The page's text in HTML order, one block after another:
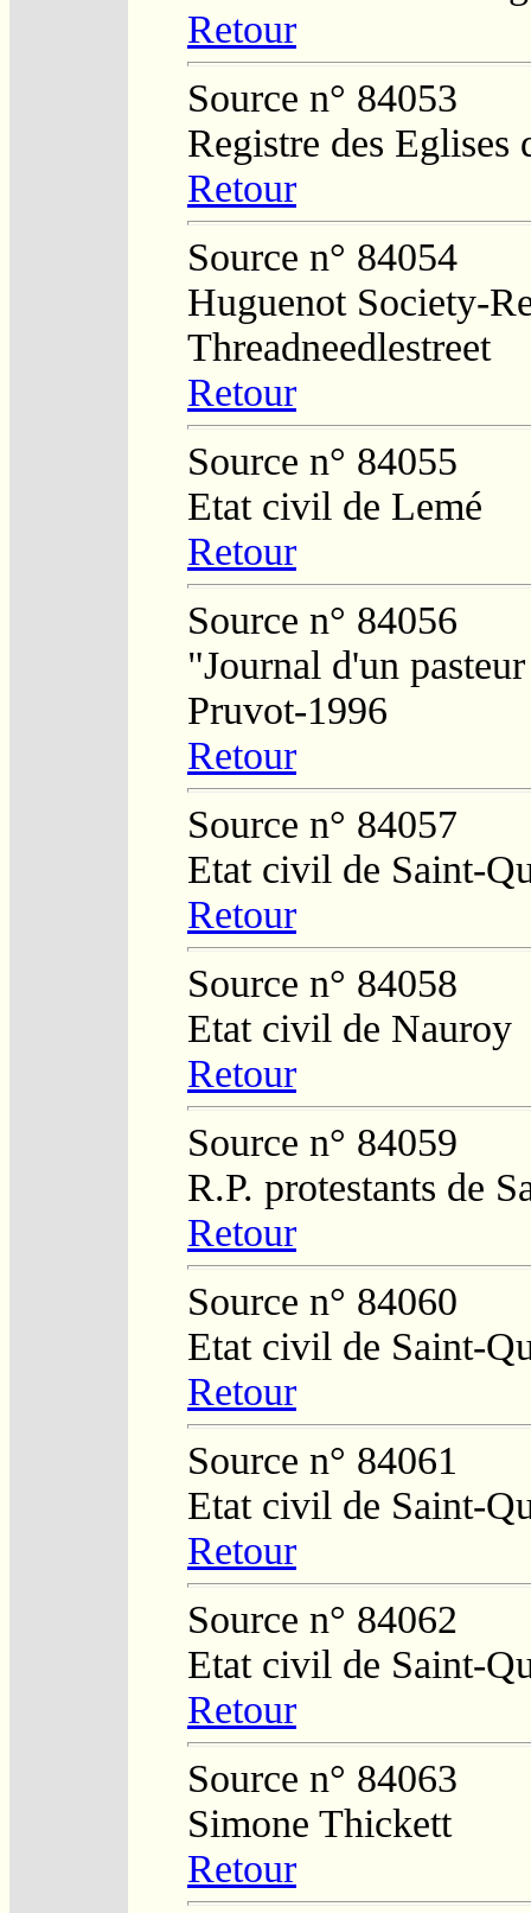
Retour
Source n° 84053
Registre des Eglises
Retour
Source n° 84054
Huguenot Society-
Threadneedlestreet
Retour
Source n° 84055
Etat civil de Lemé
Retour
Source n° 84056
"Journal d'un
Pruvot-1996
Retour
Source n° 84057
Etat civil de Saint-
Retour
Source n° 84058
Etat civil de Nauroy
Retour
Source n° 84059
R.P. protestants de
Retour
Source n° 84060
Etat civil de Saint-
Retour
Source n° 84061
Etat civil de Saint-
Retour
Source n° 84062
Etat civil de Saint-
Retour
Source n° 84063
Simone Thickett
Retour